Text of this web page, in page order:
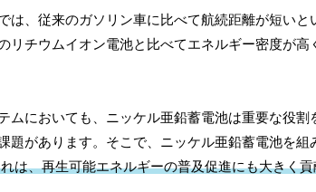
は、従来のガソリン車に比べて航続距離が短い
リチウムイオン電池と比べてエネルギー密度が
ムにおいても、ニッケル亜鉛蓄電池は重要な役
題があります。そこで、ニッケル亜鉛蓄電池を
は、再生可能エネルギーの普及促進にも大きく